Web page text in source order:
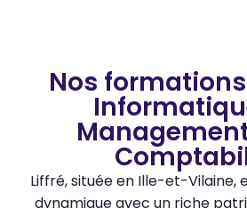
Nos
Liffré, située en Ille-et-Vilaine,
dynamique avec un riche